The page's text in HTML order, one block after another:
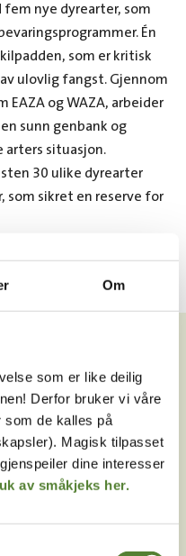
Om
som er like deilig
Derfor bruker vi våre
som de kalles på
Magisk tilpasset
dine interesser
av småkjeks her.
nye dyrearter, som
Én
som er kritisk
ulovlig fangst. Gjennom
EAZA og WAZA, arbeider
sunn genbank og
arters situasjon.
30 ulike dyrearter
som sikret en reserve for
FRA
nyhetsbrev får du
går du glipp